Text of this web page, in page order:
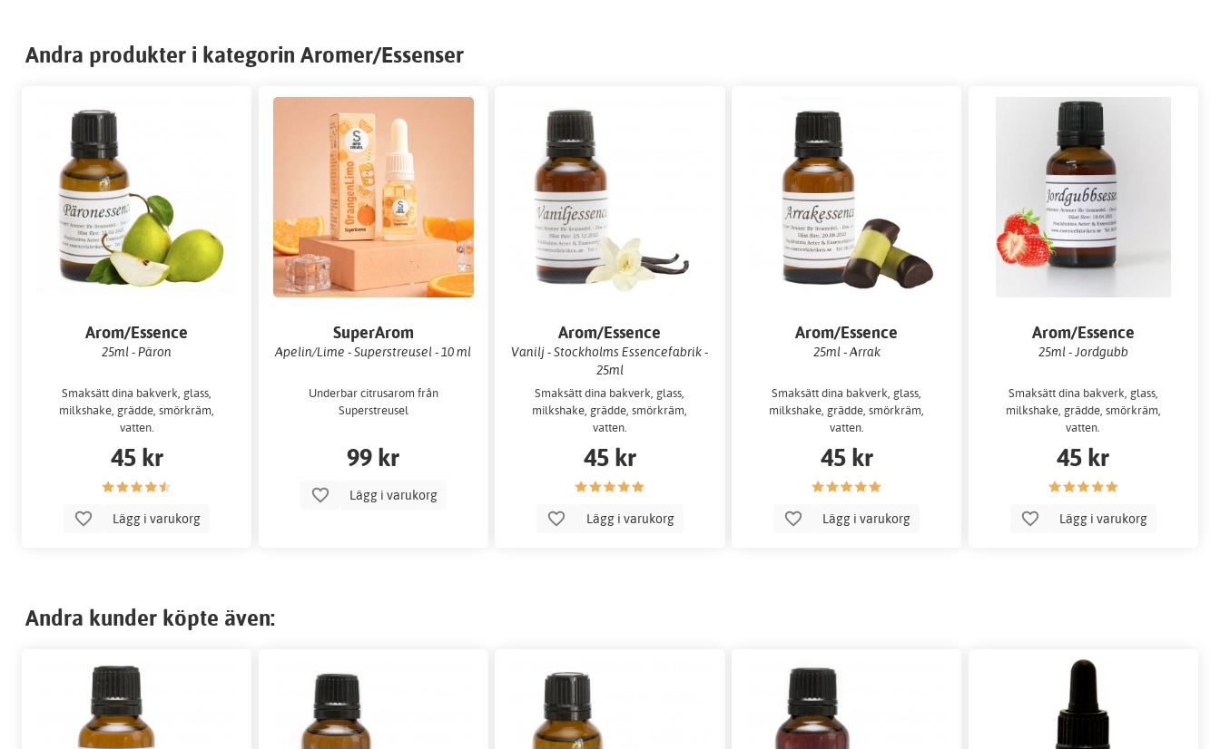
Andra produkter i kategorin Aromer/Essenser
Arom/Essence
25ml - Päron
Smaksätt dina bakverk, glass,
milkshake, grädde, smörkräm,
vatten.
45 kr
Lägg i varukorg
SuperArom
Apelin/Lime - Superstreusel - 10 ml
Underbar citrusarom från
Superstreusel
99 kr
Lägg i varukorg
Arom/Essence
Vanilj - Stockholms Essencefabrik -
25ml
Smaksätt dina bakverk, glass,
milkshake, grädde, smörkräm,
vatten.
45 kr
Lägg i varukorg
Arom/Essence
25ml - Arrak
Smaksätt dina bakverk, glass,
milkshake, grädde, smörkräm,
vatten.
45 kr
Lägg i varukorg
Arom/Essence
25ml - Jordgubb
Smaksätt dina bakverk, glass,
milkshake, grädde, smörkräm,
vatten.
45 kr
Lägg i varukorg
Andra kunder köpte även: